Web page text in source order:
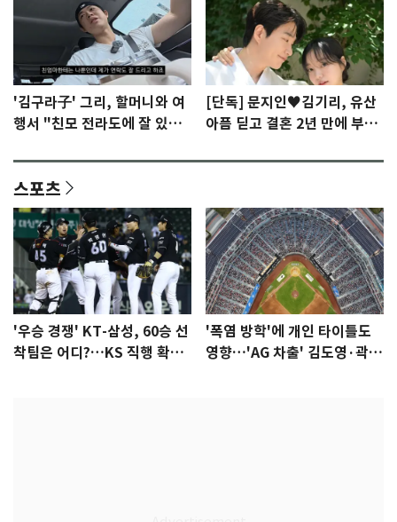
'김구라子' 그리, 할머니와 여
행서 "친모 전라도에 잘 있
[단독] 문지인♥김기리, 유산
아픔 딛고 결혼 2년 만에 부모
스포츠
'우승 경쟁' KT-삼성, 60승 선
착팀은 어디?…KS 직행 확률
'폭염 방학'에 개인 타이틀도
영향…'AG 차출' 김도영·곽빈